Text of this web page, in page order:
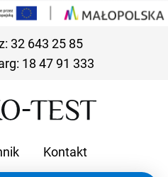
32 643 25 85
18 47 91 333
Kontakt